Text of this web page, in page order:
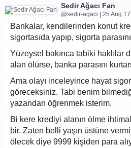
Sedir Ağacı Fan
@sedir-agaci | 25 Aug
Bankalar, kendilerinden konut
sigortasıda yapıp, sigorta
Yüzeysel bakınca tabiki haklılar
alan ölürse, banka parasını
Ama olayı inceleyince hayat
göreceksiniz. Tabi benim
yazandan öğrenmek isterim.
Bi kere krediyi alanın ölme
bir. Zaten belli yaşın üstüne
ölecek diye 9999 kişiden para